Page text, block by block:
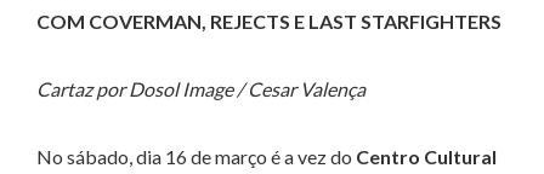
COM COVERMAN, REJECTS E LAST STARFIGHTERS
Cartaz por Dosol Image / Cesar Valença
No sábado, dia 16 de março é a vez do Centro Cultural